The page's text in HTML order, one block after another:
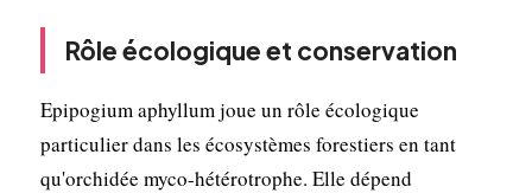
Rôle écologique et conservation
Epipogium aphyllum joue un rôle écologique
particulier dans les écosystèmes forestiers en tant
qu'orchidée myco-hétérotrophe. Elle dépend